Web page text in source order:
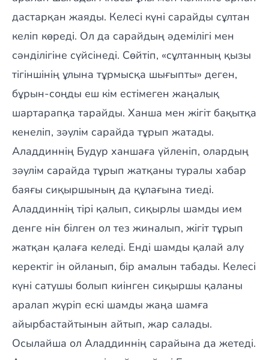
дастарқан жаяды. Келесі күні сарайды сұлтан
келіп көреді. Ол да сарайдың әдемілігі мен
сәнділігіне сүйсінеді. Сөйтіп, «сұлтанның қызы
тігіншінің ұлына тұрмысқа шығыпты» деген,
бұрын-соңды еш кім естімеген жаңалық
шартарапқа тарайды. Ханша мен жігіт бақытқа
кенеліп, зәулім сарайда тұрып жатады.
Аладдиннің Будур ханшаға үйленіп, олардың
зәулім сарайда тұрып жатқаны туралы хабар
баяғы сиқыршының да құлағына тиеді.
Аладдиннің тірі қалып, сиқырлы шамды ием
денге нін білген ол тез жиналып, жігіт тұрып
жатқан қалаға келеді. Енді шамды қалай алу
керектіг ін ойланып, бір амалын табады. Келесі
күні сатушы болып киінген сиқыршы қаланы
аралап жүріп ескі шамды жаңа шамға
айырбастайтынын айтып, жар салады.
Осылайша ол Аладдиннің сарайына да жетеді.